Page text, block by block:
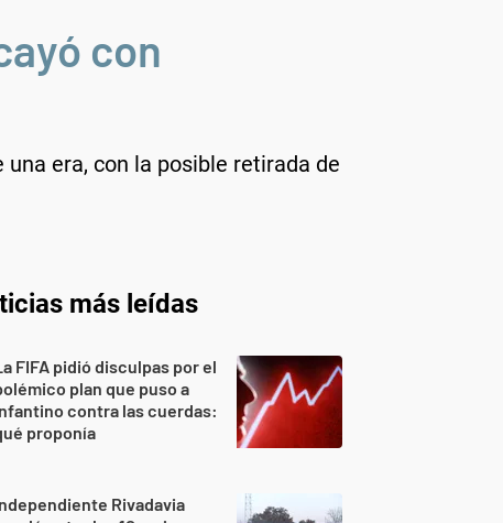
con
era, con la posible retirada de
más leídas
FIFA pidió disculpas por el
plan que puso a
contra las cuerdas:
proponía
Rivadavia